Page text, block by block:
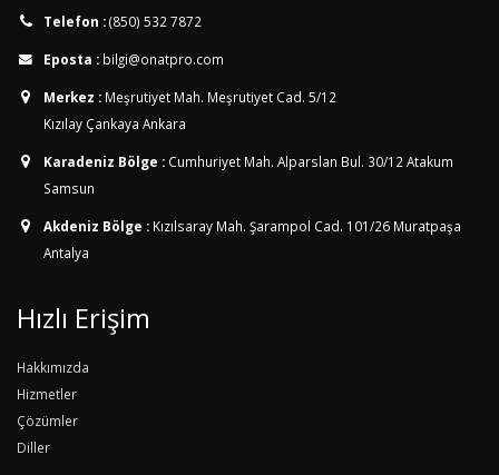
Telefon :(850) 532 7872
Eposta : bilgi@onatpro.com
Merkez : Meşrutiyet Mah. Meşrutiyet Cad. 5/12
Kızılay Çankaya Ankara
Karadeniz Bölge : Cumhuriyet Mah. Alparslan Bul. 30/12 Atakum
Samsun
Akdeniz Bölge : Kızılsaray Mah. Şarampol Cad. 101/26 Muratpaşa
Antalya
Hızlı Erişim
Hakkımızda
Hizmetler
Çözümler
Diller